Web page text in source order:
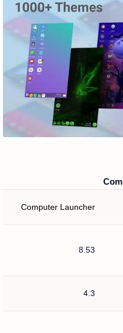
Computer Launcher
8.53
4.3